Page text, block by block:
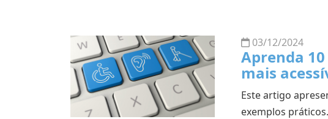
03/12/2024
Aprenda
mais
Este artigo
exemplos